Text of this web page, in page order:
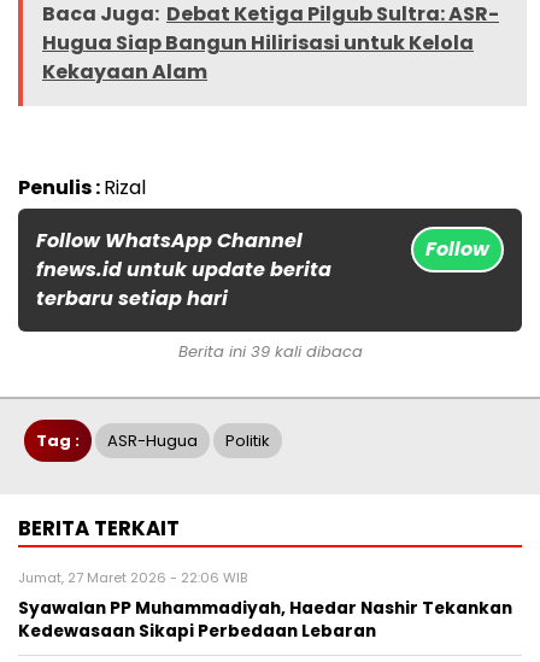
Baca Juga: Debat Ketiga Pilgub Sultra: ASR-
Hugua Siap Bangun Hilirisasi untuk Kelola
Kekayaan Alam
Penulis :Rizal
Follow WhatsApp Channel
fnews.id untuk update berita
terbaru setiap hari
Follow
Berita ini 39 kali dibaca
Tag : ASR-Hugua Politik
BERITA TERKAIT
Jumat, 27 Maret 2026 - 22:06 WIB
Syawalan PP Muhammadiyah, Haedar Nashir Tekankan
Kedewasaan Sikapi Perbedaan Lebaran